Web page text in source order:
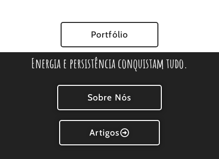
Portfólio
Energia e persistência conquistam tudo.
Sobre Nós
Artigos